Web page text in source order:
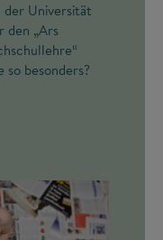
der Universität
den „Ars
so besonders?